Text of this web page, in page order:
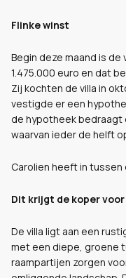
Flinke winst
Begin deze maand is de
1.475.000 euro en dat
Zij kochten de villa in
vestigde er een
de hypotheek bedraagt
waarvan ieder de helft
Carolien heeft in tussen
Dit krijgt de koper
De villa ligt aan een
met een diepe, groene
raampartijen zorgen